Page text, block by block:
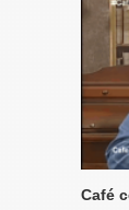
Café